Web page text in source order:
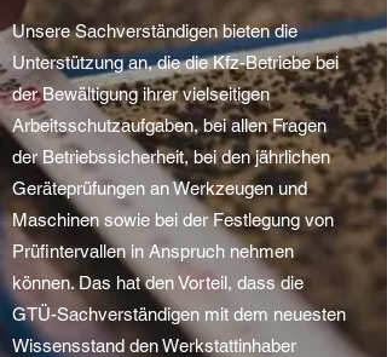
Unsere Sachverständigen bieten die
Unterstützung an, die die Kfz-Betriebe bei
der Bewältigung ihrer vielseitigen
Arbeitsschutzaufgaben, bei allen Fragen
der Betriebssicherheit, bei den jährlichen
Geräteprüfungen an Werkzeugen und
Maschinen sowie bei der Festlegung von
Prüfintervallen in Anspruch nehmen
können. Das hat den Vorteil, dass die
GTÜ-Sachverständigen mit dem neuesten
Wissensstand den Werkstattinhaber